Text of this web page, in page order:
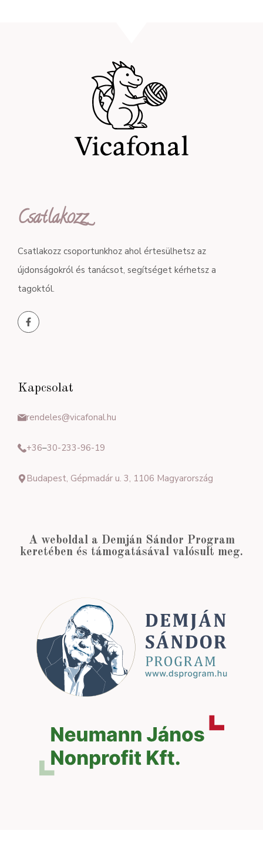
Csatlakozz
Csatlakozz csoportunkhoz ahol értesülhetsz az
újdonságokról és tanácsot, segítséget kérhetsz a
tagoktól.
Kapcsolat
rendeles@vicafonal.hu
+36–30-233-96-19
Budapest, Gépmadár u. 3, 1106 Magyarország
A weboldal a Demján Sándor Program
keretében és támogatásával valósult meg.